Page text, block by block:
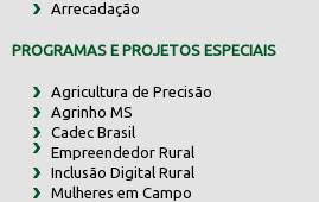
Arrecadação
PROGRAMAS E PROJETOS ESPECIAIS
Agricultura de Precisão
Agrinho MS
Cadec Brasil
Empreendedor Rural
Inclusão Digital Rural
Mulheres em Campo